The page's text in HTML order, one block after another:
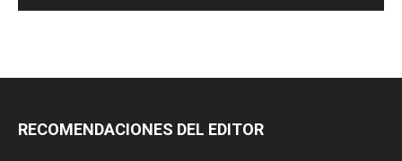
RECOMENDACIONES DEL EDITOR